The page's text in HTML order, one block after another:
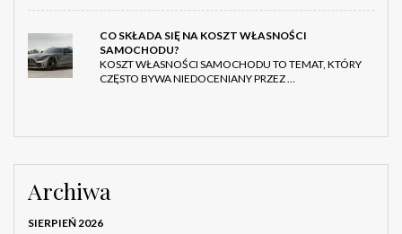
CO SKŁADA SIĘ NA KOSZT WŁASNOŚCI
SAMOCHODU?
KOSZT WŁASNOŚCI SAMOCHODU TO TEMAT, KTÓRY
CZĘSTO BYWA NIEDOCENIANY PRZEZ …
Archiwa
SIERPIEŃ 2026